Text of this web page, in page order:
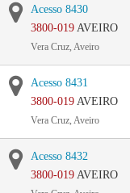
Acesso 8430
3800-019 AVEIRO
Vera Cruz, Aveiro
Acesso 8431
3800-019 AVEIRO
Vera Cruz, Aveiro
Acesso 8432
3800-019 AVEIRO